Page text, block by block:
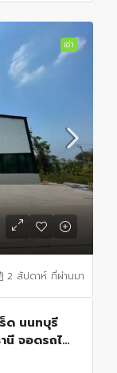
เช่า
2 สัปดาห์ ที่ผ่านมา
ด นนทบุรี
นี จอดรถได้